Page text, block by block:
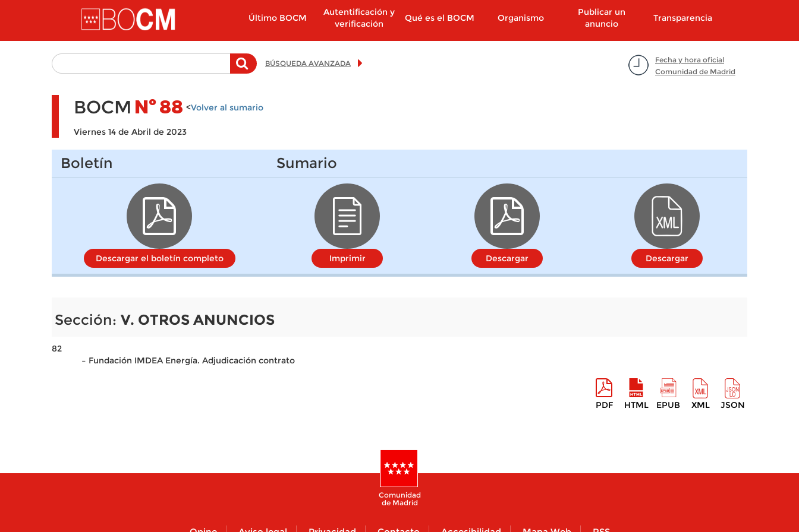
Pasar al contenido principal
Último BOCM
Autentificación y
verificación
Qué es el BOCM Organismo
Publicar un
anuncio
Transparencia
Fecha y hora oficial
Comunidad de Madrid
BÚSQUEDA AVANZADA
BOCM Nº88 <Volver al sumario
Viernes 14 de Abril de 2023
Boletín
Descargar el boletín completo
Sumario
Imprimir Descargar Descargar
Sección: V. OTROS ANUNCIOS
82
– Fundación IMDEA Energía. Adjudicación contrato
PDF HTML EPUB XML JSON
Comunidad
de Madrid